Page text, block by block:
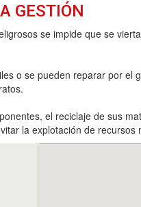
GESTIÓN
se impide que se
o se pueden reparar por
el reciclaje de sus
la explotación de recursos